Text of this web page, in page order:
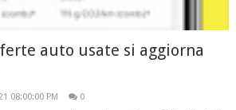
auto usate si aggiorna
08:00:00 PM 0